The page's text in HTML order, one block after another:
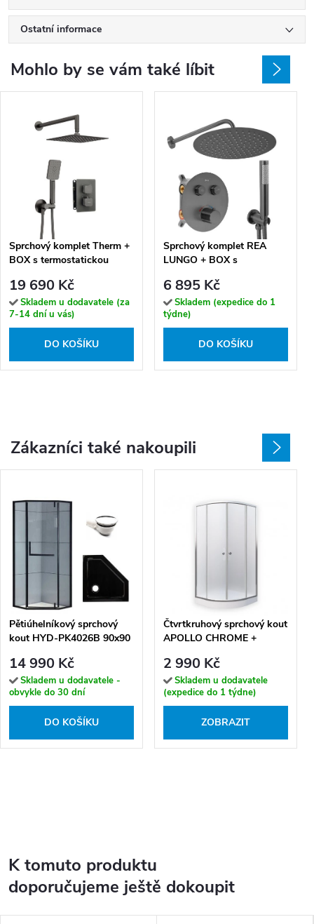
Ostatní informace
Mohlo by se vám také líbit
Sprchový komplet Therm +
BOX s termostatickou
BXYZDECT
19 690 Kč
Skladem u dodavatele (za
7-14 dní u vás)
DO KOŠÍKU
Sprchový komplet REA
LUNGO + BOX s
podomítkovou baterií, titan
6 895 Kč
Skladem (expedice do 1
týdne)
DO KOŠÍKU
Zákazníci také nakoupili
Pětiúhelníkový sprchový
kout HYD-PK4026B 90x90
vanička HYD-PSV-ST07B
černá
14 990 Kč
Skladem u dodavatele -
obvykle do 30 dní
DO KOŠÍKU
Čtvrtkruhový sprchový kout
APOLLO CHROME +
2 990 Kč
Skladem u dodavatele
(expedice do 1 týdne)
ZOBRAZIT
K tomuto produktu
doporučujeme ještě dokoupit